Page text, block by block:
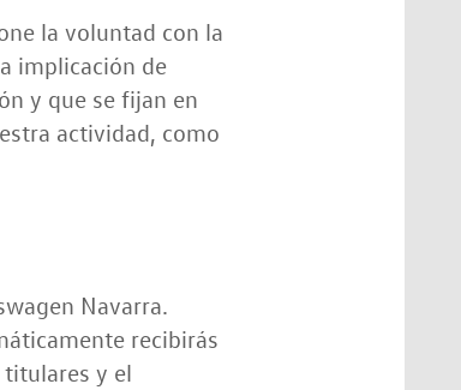
la voluntad con la
implicación de
y que se fijan en
actividad, como
Navarra.
recibirás
y el